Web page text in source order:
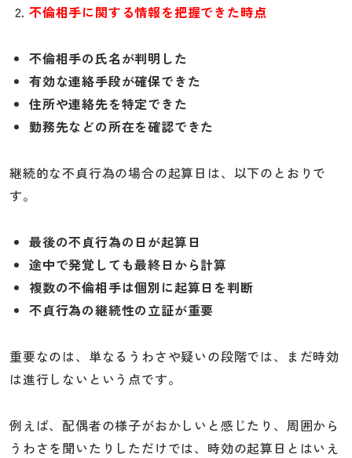
不倫相手に関する情報を把握できた時点
不倫相手の氏名が判明した
有効な連絡手段が確保できた
住所や連絡先を特定できた
勤務先などの所在を確認できた
継続的な不貞行為の場合の起算日は、以下のとおりで
す。
最後の不貞行為の日が起算日
途中で発覚しても最終日から計算
複数の不倫相手は個別に起算日を判断
不貞行為の継続性の立証が重要
重要なのは、単なるうわさや疑いの段階では、まだ時効
は進行しないという点です。
例えば、配偶者の様子がおかしいと感じたり、周囲から
うわさを聞いたりしただけでは、時効の起算日とはいえ